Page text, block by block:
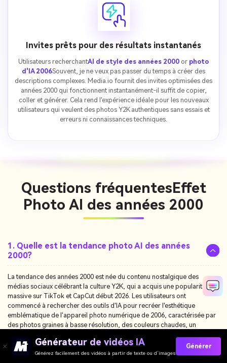
Invites prêts pour des résultats instantanés
Utilisateurs recherchantAI de style des années 2000 or photo
d'IA 2006Souvent, je ne veux pas passer du temps à créer des
descriptions complexes. Media.io fournit des invites optimisées des
années 2000 qui fonctionnent instantanément-il suffit de copier,
coller et générer. Cela rend l'expérience idéale pour les nouveaux
utilisateurs qui veulent des photos Y2K authentiques sans essais et
erreurs ni connaissances techniques.
Questions fréquentesEffet
Photo AI des années 2000
1. Quelle est la tendance photo AI des années
2000?
La tendance des années 2000 est née du contenu nostalgique des
médias sociaux célébrant la culture Y2K, qui a acquis une popularité
massive sur TikTok et CapCut début 2026. Les utilisateurs ont
commencé à rechercher des outils d'IA pour recréer l'esthétique
emblématique de l'appareil photo numérique de 2006, caractérisée par
des photos graines à basse résolution, des couleurs chaudes, un
à basculer. Cela a conduit à des termes de recherche populaires comme
"filtre AI des années 2000", "retour à l'AI de 2006" et "filtre selfie AI de
Générateur de vidéos IA
Générez facilement des vidéos à partir de texte ou d’images
Générer